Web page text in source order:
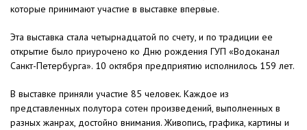
которые принимают участие в выставке впервые.
Эта выставка стала четырнадцатой по счету, и по традиции ее
открытие было приурочено ко Дню рождения ГУП «Водоканал
Санкт-Петербурга». 10 октября предприятию исполнилось 159 лет.
В выставке приняли участие 85 человек. Каждое из
представленных полутора сотен произведений, выполненных в
разных жанрах, достойно внимания. Живопись, графика, картины и